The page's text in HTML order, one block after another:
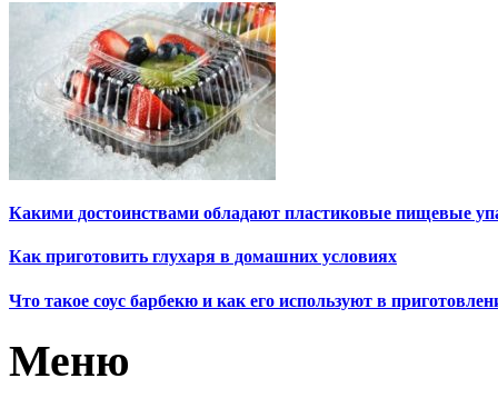
Какими достоинствами обладают пластиковые пищевые
Как приготовить глухаря в домашних условиях
Что такое соус барбекю и как его используют в
Меню